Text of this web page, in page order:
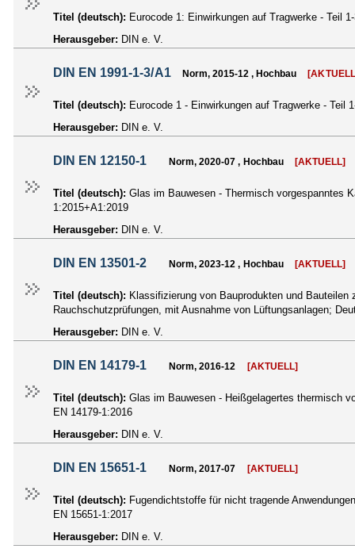
Titel (deutsch): Eurocode 1: Einwirkungen auf Tragwerke - Teil
Herausgeber: DIN e. V.
DIN EN 1991-1-3/A1 Norm, 2015-12 , Hochbau
Titel (deutsch): Eurocode 1 - Einwirkungen auf Tragwerke - Teil
Herausgeber: DIN e. V.
DIN EN 12150-1 Norm, 2020-07 , Hochbau [AKTUELL]
Titel (deutsch): Glas im Bauwesen - Thermisch vorgespanntes
1:2015+A1:2019
Herausgeber: DIN e. V.
DIN EN 13501-2 Norm, 2023-12 , Hochbau [AKTUELL]
Titel (deutsch): Klassifizierung von Bauprodukten und
Rauchschutzprüfungen, mit Ausnahme von Lüftungsanlagen;
Herausgeber: DIN e. V.
DIN EN 14179-1 Norm, 2016-12 [AKTUELL]
Titel (deutsch): Glas im Bauwesen - Heißgelagertes thermisch
EN 14179-1:2016
Herausgeber: DIN e. V.
DIN EN 15651-1 Norm, 2017-07 [AKTUELL]
Titel (deutsch): Fugendichtstoffe für nicht tragende
EN 15651-1:2017
Herausgeber: DIN e. V.